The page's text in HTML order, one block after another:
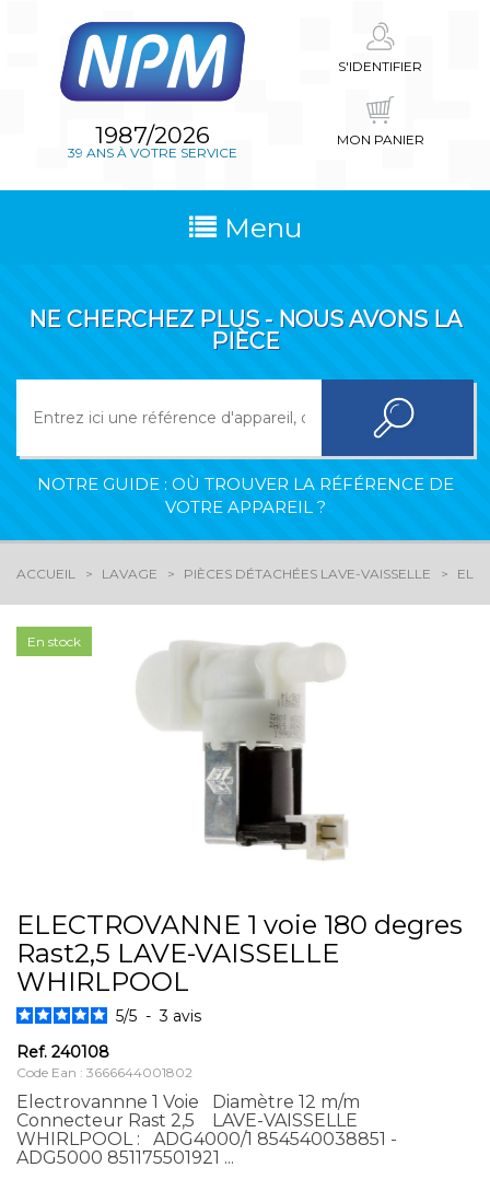
1987/2026
39 ANS À VOTRE SERVICE
S'IDENTIFIER
MON PANIER
Menu
NE CHERCHEZ PLUS - NOUS AVONS LA
PIÈCE
NOTRE GUIDE : OÙ TROUVER LA RÉFÉRENCE DE
VOTRE APPAREIL ?
ACCUEIL LAVAGE PIÈCES DÉTACHÉES LAVE-VAISSELLE
En stock
ELECTROVANNE 1 voie 180 degres
Rast2,5 LAVE-VAISSELLE
WHIRLPOOL
5/5 - 3 avis
Ref. 240108
Code Ean : 3666644001802
Electrovannne 1 Voie Diamètre 12 m/m
Connecteur Rast 2,5 LAVE-VAISSELLE
WHIRLPOOL : ADG4000/1 854540038851 -
ADG5000 851175501921 ...